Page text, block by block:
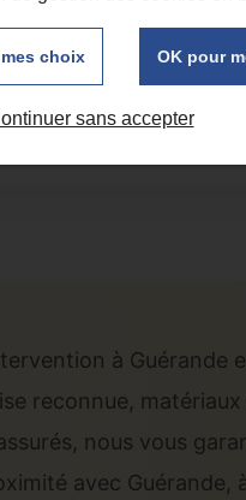
à Guérande
reconnue,
nous vous
avec Guérande,
choix OK pour
sans accepter